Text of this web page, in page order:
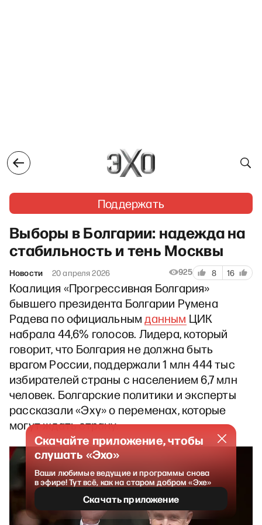
Поддержать
Выборы в Болгарии: надежда на
стабильность и тень Москвы
Новости 20 апреля 2026 925 8 16
Коалиция «Прогрессивная Болгария»
бывшего президента Болгарии Румена
Радева по официальнымданным ЦИК
набрала 44,6% голосов. Лидера, который
говорит, что Болгария не должна быть
врагом России, поддержали 1 млн 444 тыс
избирателей страны с населением 6,7 млн
человек. Болгарские политики и эксперты
рассказали «Эху» о переменах, которые
могут ждать страну.
Скачайте приложение, чтобы
слушать «Эхо»
Ваши любимые ведущие и программы снова
в эфире! Тут всё, как на старом добром «Эхе»
Скачать приложение